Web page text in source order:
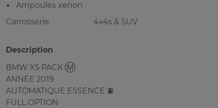
Ampoules xenon
Carrosserie
4x4s & SUV
Description
BMW X5 PACK Ⓜ️
ANNÉE 2019
AUTOMATIQUE ESSENCE ⛽️
FULL OPTION